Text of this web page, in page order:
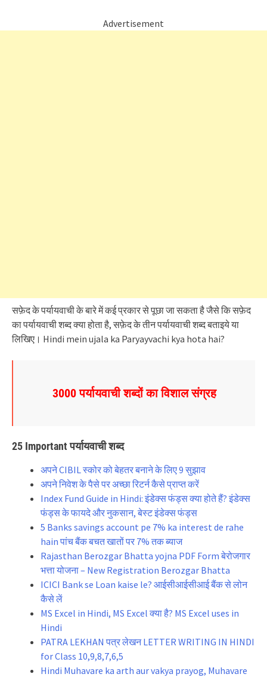
Advertisement
सफ़ेद के पर्यायवाची के बारे में कई प्रकार से पूछा जा सकता है जैसे कि सफ़ेद
का पर्यायवाची शब्द क्या होता है, सफ़ेद के तीन पर्यायवाची शब्द बताइये या
लिखिए। Hindi mein ujala ka Paryayvachi kya hota hai?
3000पर्यायवाची शब्दों का विशाल संग्रह
25 Important पर्यायवाची शब्द
अपने CIBIL स्कोर को बेहतर बनाने के लिए 9 सुझाव
अपने निवेश के पैसे पर अच्छा रिटर्न कैसे प्राप्त करें
Index Fund Guide in Hindi: इंडेक्स फंड्स क्या होते हैं? इंडेक्स
फंड्स के फायदे और नुकसान, बेस्ट इंडेक्स फंड्स
5 Banks savings account pe 7% ka interest de rahe
hain पांच बैंक बचत खातों पर 7% तक ब्याज
Rajasthan Berozgar Bhatta yojna PDF Form बेरोजगार
भत्ता योजना – New Registration Berozgar Bhatta
ICICI Bank se Loan kaise le? आईसीआईसीआई बैंक से लोन
कैसे लें
MS Excel in Hindi, MS Excel क्या है? MS Excel uses in
Hindi
PATRA LEKHAN पत्र लेखन LETTER WRITING IN HINDI
for Class 10,9,8,7,6,5
Hindi Muhavare ka arth aur vakya prayog, Muhavare